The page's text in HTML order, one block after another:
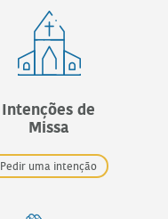
Intenções de
Missa
Pedir uma intenção